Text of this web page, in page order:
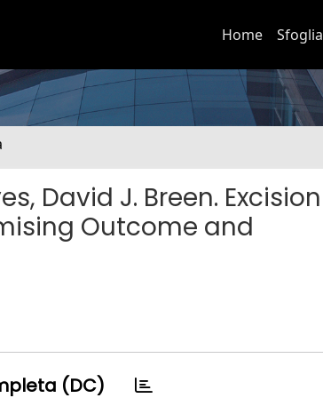
Home Sfoglia
David J. Breen. Excision
Outcome and
(DC)